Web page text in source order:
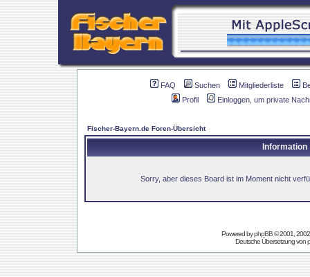
FAQ Suchen Mitgliederliste
Profil
Einloggen, um private
Fischer-Bayern.de Foren-Übersicht
Information
Sorry, aber dieses Board ist im Moment nicht
Powered byphpBB© 2001,
Deutsche Übersetzung von